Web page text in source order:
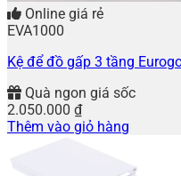
Online giá rẻ
EVA1000
Kệ để đồ gấp 3 tầng
Quà ngon giá sốc
2.050.000 ₫
Thêm vào giỏ hàng